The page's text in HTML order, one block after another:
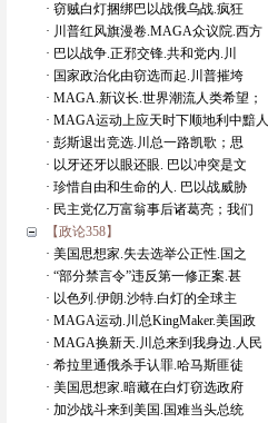
· 窃贼白灯捆绑巴以战俄乌战.疯狂
· 川普红风旗漫卷.MAGA众议院.西方
· 巴以战争.正邪交锋.共和党内.川
· 国家政治化由窃选而起.川普摧垮
· MAGA.新议长.世界潮流人类希望；
· MAGA运动上应天时下顺地利中黯人
· 彭斯退出竞选.川总一路凯歌；思
· 以牙还牙以眼还眼. 巴以冲突是文
· 珍惜自由和生命的人. 巴以战威胁
· 民主党亿万富翁事后诸葛亮；我们
【政论358】
· 美国思想家.失去选举公正性.国之
· “部分禁言令”违反第一修正案.甚
· 以色列.伊朗.沙特.白灯的全球主
· MAGA运动.川总KingMaker.美国政
· MAGA换新天.川总来到我身边.人民
· 希拉里通俄杀手认罪.哈马斯匪徒
· 美国思想家.暗藏在白灯窃选政府
· 加沙战斗来到美国.国难当头总统